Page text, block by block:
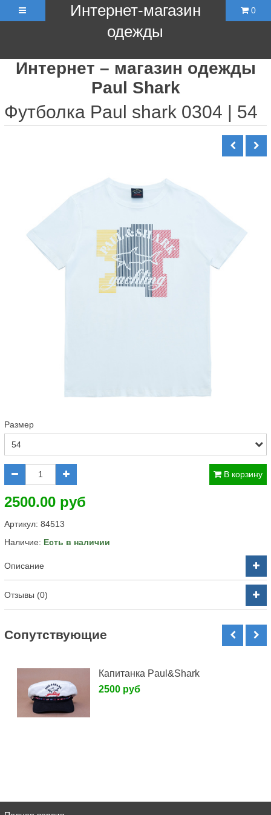
Интернет-магазин
одежды
0
Интернет – магазин одежды
Paul Shark
Футболка Paul shark 0304 | 54
Размер
В корзину
2500.00 руб
Артикул: 84513
Наличие: Есть в наличии
Описание
Отзывы (0)
Cопутствующие
Капитанка Paul&Shark
2500 руб